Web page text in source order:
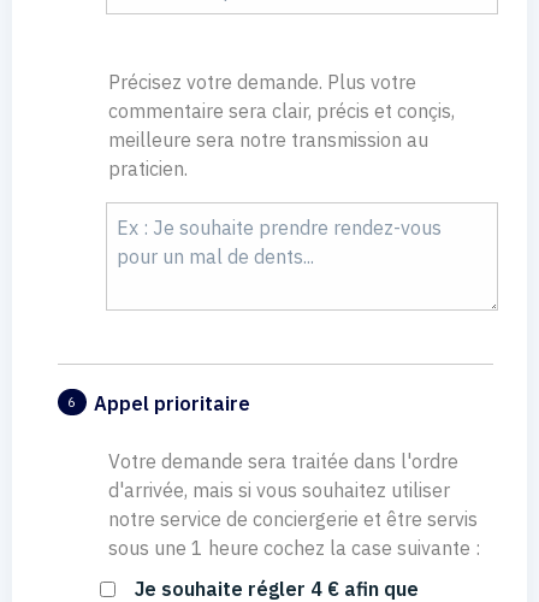
Précisez votre demande. Plus votre
commentaire sera clair, précis et conçis,
meilleure sera notre transmission au
praticien.
6 Appel prioritaire
Votre demande sera traitée dans l'ordre
d'arrivée, mais si vous souhaitez utiliser
notre service de conciergerie et être servis
sous une 1 heure cochez la case suivante :
Je souhaite régler 4 € afin que